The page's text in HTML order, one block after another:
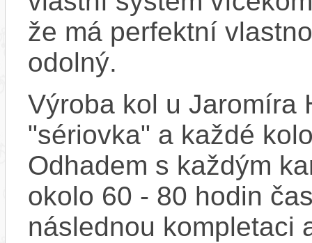
že má perfektní
odolný.
Výroba kol u Jaromíra
"sériovka" a každé
Odhadem s každým
okolo 60 - 80 hodin
následnou kompletaci